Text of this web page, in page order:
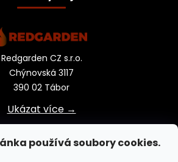
používá soubory cookies.
Redgarden CZ s.r.o.
Chýnovská 3117
390 02 Tábor
Ukázat více →